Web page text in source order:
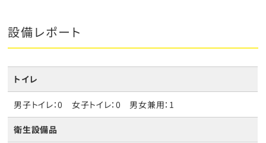
設備レポート
トイレ
男子トイレ：0 女子トイレ：0 男女兼用：1
衛生設備品